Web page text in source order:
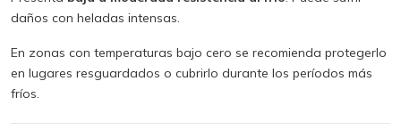
daños con heladas intensas.
En zonas con temperaturas bajo cero se recomienda protegerlo
en lugares resguardados o cubrirlo durante los períodos más
fríos.